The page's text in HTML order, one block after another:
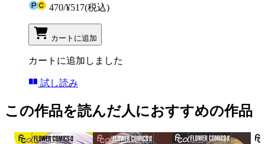
470/¥517(税込)
カートに追加
カートに追加しました
試し読み
この作品を読んだ人におすすめの作品